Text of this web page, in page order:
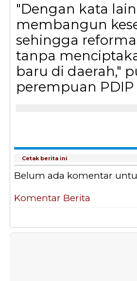
"Dengan kata
membangun
sehingga
tanpa
baru di daerah,"
perempuan
Cetak berita ini
Belum ada komentar
Komentar Berita